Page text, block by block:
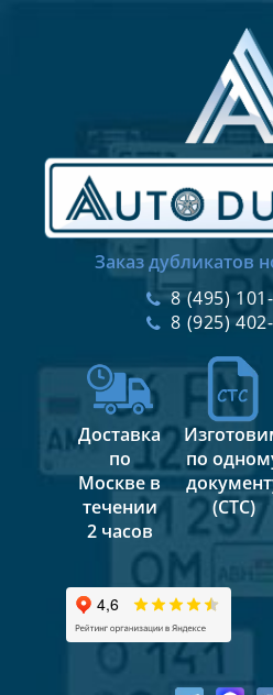
Заказ дубликатов
8 (495)
8 (925)
Доставка
по
Москве в
течении
2 часов
по
(СТС)